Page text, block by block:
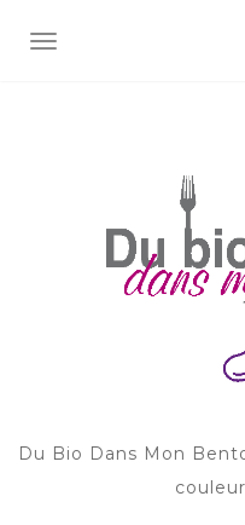
AFFICHER/MASQUER
Du Bio Dans Mon